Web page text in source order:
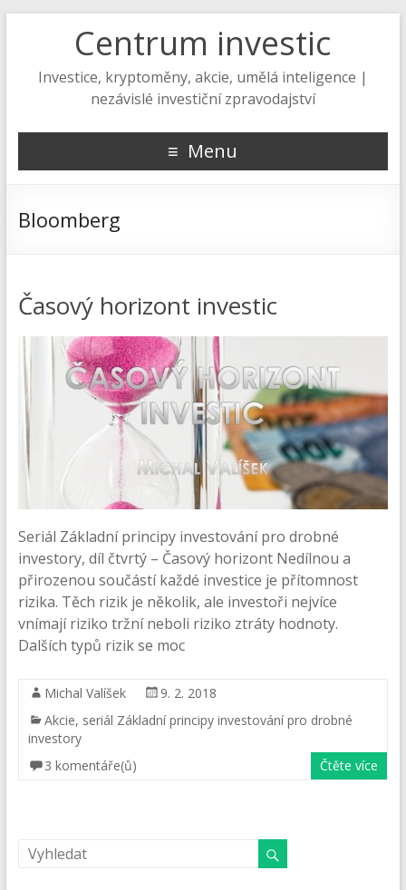
Centrum investic
Investice, kryptoměny, akcie, umělá inteligence |
nezávislé investiční zpravodajství
Menu
Bloomberg
Časový horizont investic
Seriál Základní principy investování pro drobné
investory, díl čtvrtý – Časový horizont Nedílnou a
přirozenou součástí každé investice je přítomnost
rizika. Těch rizik je několik, ale investoři nejvíce
vnímají riziko tržní neboli riziko ztráty hodnoty.
Dalších typů rizik se moc
Michal Valíšek
9. 2. 2018
Akcie, seriál Základní principy investování pro drobné
investory
3 komentáře(ů)
Čtěte více